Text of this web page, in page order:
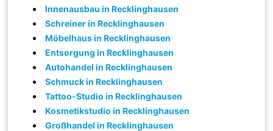
Innenausbau in Recklinghausen
Schreiner in Recklinghausen
Möbelhaus in Recklinghausen
Entsorgung in Recklinghausen
Autohandel in Recklinghausen
Schmuck in Recklinghausen
Tattoo-Studio in Recklinghausen
Kosmetikstudio in Recklinghausen
Großhandel in Recklinghausen